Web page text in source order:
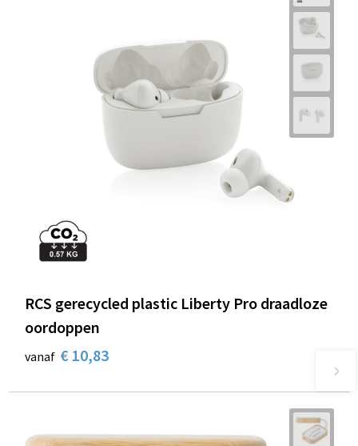
RCS gerecycled plastic Liberty Pro draadloze
oordoppen
vanaf € 10,83